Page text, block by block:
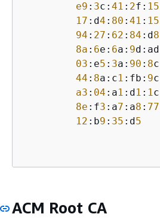
e9 : 3c: 41 : 2f: 15
17 :d4 : 80 : 41 : 15
94 : 27 : 62 : 84 :d8
8a : 6e: 6a: 9
03 :e5 : 3a: 90 : 8
44 : 8a:c1 :fb: 9
a3 : 04 :a1 :d1 : 1
8e :f3 :a7 :a8 : 77
12 :b9 : 35 :d5
ACM Root CA